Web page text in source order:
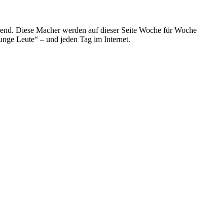
Diese Macher werden auf dieser Seite Woche für Woche
Leute“ – und jeden Tag im Internet.